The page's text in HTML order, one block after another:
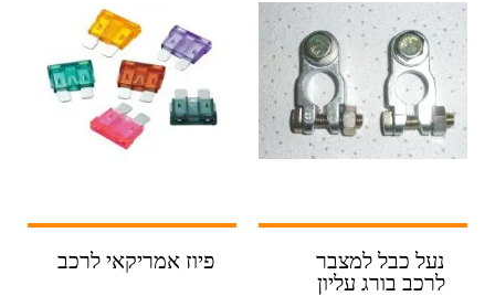
נעל כבל למצבר
לרכב בורג עליון
פיוז אמריקאי לרכב